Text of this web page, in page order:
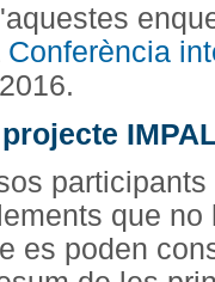
Conferència
que
es poden